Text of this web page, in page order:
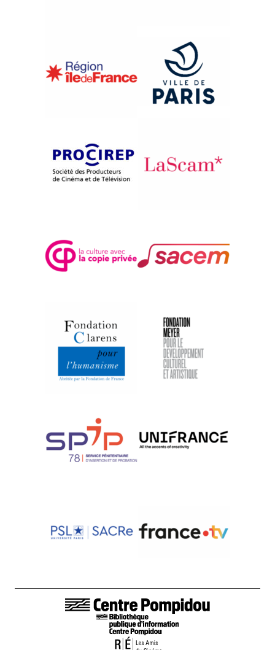
LIENS DE BAS DE PAGE